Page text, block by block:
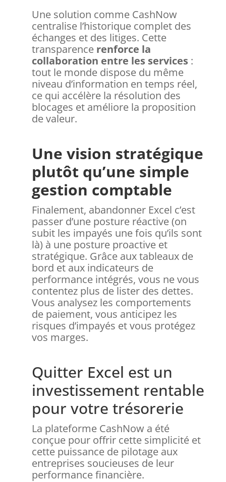
Une solution comme CashNow
centralise l’historique complet des
échanges et des litiges. Cette
transparence renforce la
collaboration entre les services:
tout le monde dispose du même
niveau d’information en temps réel,
ce qui accélère la résolution des
blocages et améliore la proposition
de valeur.
Une vision stratégique
plutôt qu’une simple
gestion comptable
Finalement, abandonner Excel c’est
passer d’une posture réactive (on
subit les impayés une fois qu’ils sont
là) à une posture proactive et
stratégique. Grâce aux tableaux de
bord et aux indicateurs de
performance intégrés, vous ne vous
contentez plus de lister des dettes.
Vous analysez les comportements
de paiement, vous anticipez les
risques d’impayés et vous protégez
vos marges.
Quitter Excel est un
investissement rentable
pour votre trésorerie
La plateforme CashNow a été
conçue pour offrir cette simplicité et
cette puissance de pilotage aux
entreprises soucieuses de leur
performance financière.